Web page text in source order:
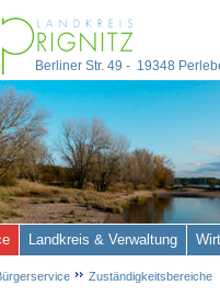
Berliner Str. 49 - 19348
Landkreis & Verwaltung
Zuständigkeitsbereiche